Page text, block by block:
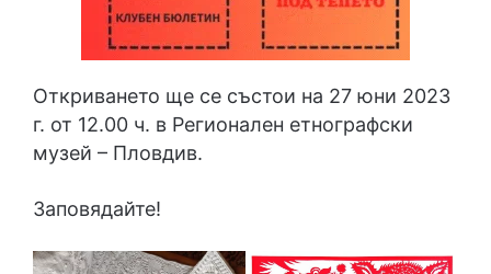
Откриването ще се състои на 27 юни 2023
г. от 12.00 ч. в Регионален етнографски
музей – Пловдив.
Заповядайте!